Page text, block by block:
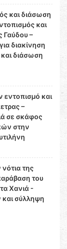
και διάσωση
και
Γαύδου –
διακίνηση
διάσωση
εντοπισμό και
–
σε σκάφος
στην
της
του
Χανιά -
σύλληψη